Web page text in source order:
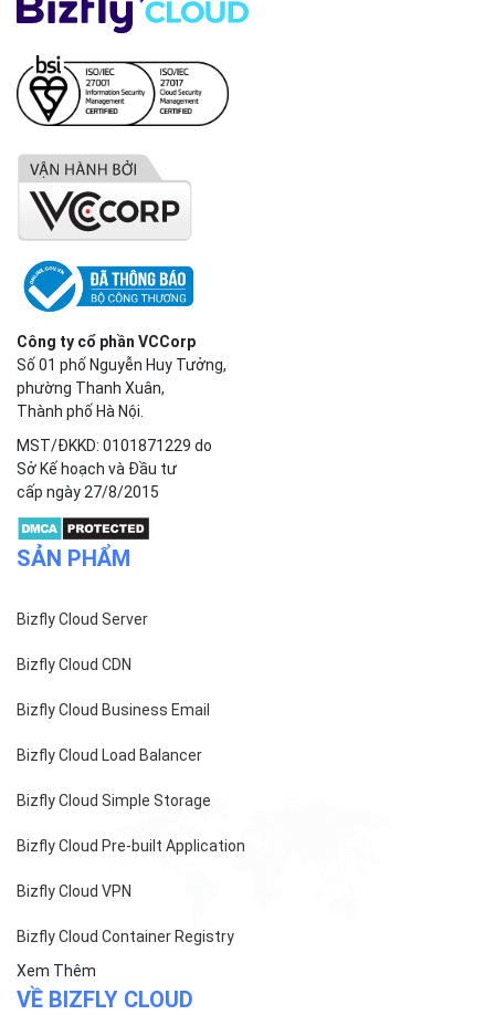
Công ty cổ phần VCCorp
Số 01 phố Nguyễn Huy Tưởng,
phường Thanh Xuân,
Thành phố Hà Nội.
MST/ĐKKD: 0101871229 do
Sở Kế hoạch và Đầu tư
cấp ngày 27/8/2015
SẢN PHẨM
Bizfly Cloud Server
Bizfly Cloud CDN
Bizfly Cloud Business Email
Bizfly Cloud Load Balancer
Bizfly Cloud Simple Storage
Bizfly Cloud Pre-built Application
Bizfly Cloud VPN
Bizfly Cloud Container Registry
Xem Thêm
VỀ BIZFLY CLOUD